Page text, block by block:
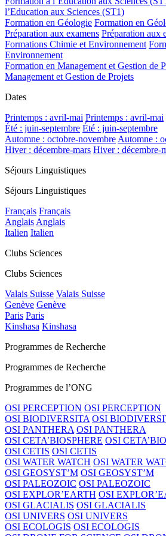
l’Education aux Sciences (ST1)
Formation en Géologie Formation en
Préparation aux examens Préparation aux
Formations Chimie et Environnement
Environnement
Formation en Management et Gestion de
Management et Gestion de Projets
Dates
Printemps : avril-mai Printemps : avril-mai
Été : juin-septembre Été : juin-septembre
Automne : octobre-novembre Automne :
Hiver : décembre-mars Hiver : décembre-
Séjours Linguistiques
Séjours Linguistiques
Français Français
Anglais Anglais
Italien Italien
Clubs Sciences
Clubs Sciences
Valais Suisse Valais Suisse
Genève Genève
Paris Paris
Kinshasa Kinshasa
Programmes de Recherche
Programmes de Recherche
Programmes de l’ONG
OSI PERCEPTION OSI PERCEPTION
OSI BIODIVERSITA OSI
OSI PANTHERA OSI PANTHERA
OSI CETA’BIOSPHERE OSI
OSI CETIS OSI CETIS
OSI WATER WATCH OSI WATER
OSI GEOSYST’M OSI GEOSYST’M
OSI PALEOZOIC OSI PALEOZOIC
OSI EXPLOR’EARTH OSI
OSI GLACIALIS OSI GLACIALIS
OSI UNIVERS OSI UNIVERS
OSI ECOLOGIS OSI ECOLOGIS